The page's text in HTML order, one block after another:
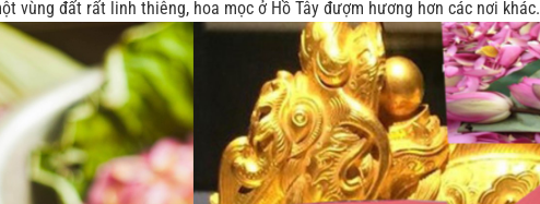
vùng đất rất linh thiêng, hoa mọc ở Hồ Tây đượm hương hơn các nơi khác.